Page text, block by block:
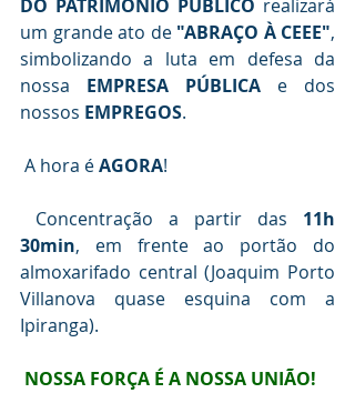
DO PATRIMÔNIO PÚBLICO realizará
um grande ato de "ABRAÇO À CEEE",
simbolizando a luta em defesa da
nossa EMPRESA PÚBLICA e dos
nossos EMPREGOS.
A hora é AGORA!
Concentração a partir das 11h
30min, em frente ao portão do
almoxarifado central (Joaquim Porto
Villanova quase esquina com a
Ipiranga).
NOSSA FORÇA É A NOSSA UNIÃO!